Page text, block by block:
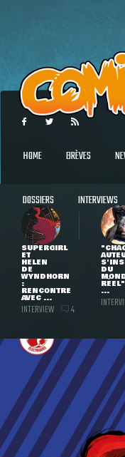
HOME BRÈVES
DOSSIERS INTERVIEWS
SUPERGIRL
ET
HELEN
DE
WYNDHORN
:
RENCONTRE
AVEC ...
INTERVIEW 4
DU
...